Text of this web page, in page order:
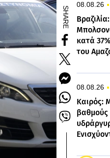
SHARE
08.08.26
κατά
του
08.08.26
Καιρός:
βαθμούς